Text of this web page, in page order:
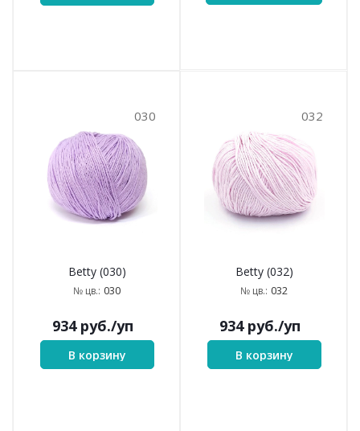
030
Betty (030)
№ цв.: 030
934руб./уп
В корзину
032
Betty (032)
№ цв.: 032
934руб./уп
В корзину